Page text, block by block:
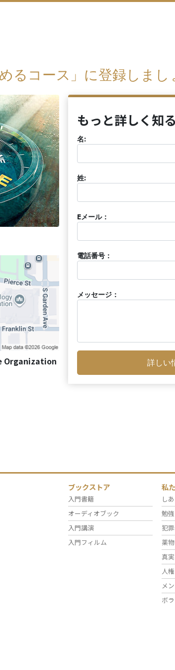
めるコース」に登録しまし
Organization
もっと詳しく知
名:
姓:
Eメール：
電話番号：
メッセージ：
詳しい
ブックストア
入門書籍
オーディオブック
入門講演
入門フィルム
私
し
勉
犯
薬
真
人権
メ
ボ